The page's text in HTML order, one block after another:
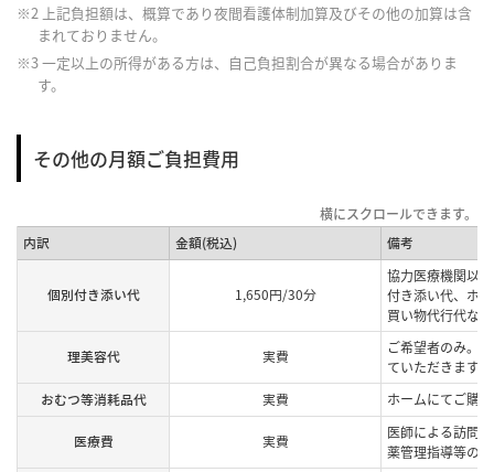
※2 上記負担額は、概算であり夜間看護体制加算及びその他の加算は含
まれておりません。
※3 一定以上の所得がある方は、自己負担割合が異なる場合がありま
す。
その他の月額ご負担費用
内訳 金額(税込) 備考
個別付き添い代 1,650円/30分
協力医療機関以
付き添い代、ホ
買い物代行代な
理美容代 実費
ご希望者のみ。
ていただきます。
おむつ等消耗品代
実費 ホームにてご購
医療費 実費
医師による訪問
薬管理指導等の